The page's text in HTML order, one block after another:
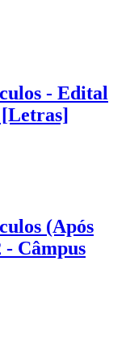
- Edital
[Letras]
(Após
- Câmpus